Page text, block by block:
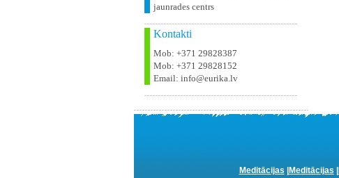
jaunrades centrs
Kontakti
Mob: +371 29828387
Mob: +371 29828152
Email: info@eurika.lv
Meditācijas
Meditācijas